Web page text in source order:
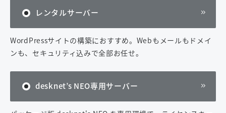
レンタルサーバー
WordPressサイトの構築におすすめ。Webもメールもドメイ
ンも、セキュリティ込みで全部お任せ。
desknet’s NEO専用サーバー